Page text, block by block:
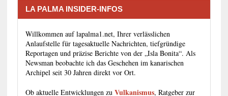
LA PALMA INSIDER-INFOS
Willkommen auf lapalma1.net, Ihrer verlässlichen
Anlaufstelle für tagesaktuelle Nachrichten, tiefgründige
Reportagen und präzise Berichte von der „Isla Bonita“. Als
Newsman beobachte ich das Geschehen im kanarischen
Archipel seit 30 Jahren direkt vor Ort.
Ob aktuelle Entwicklungen zu Vulkanismus, Ratgeber zur